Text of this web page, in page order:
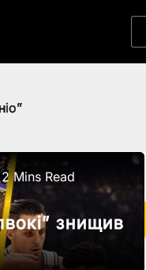
2 Mins Read
знищив